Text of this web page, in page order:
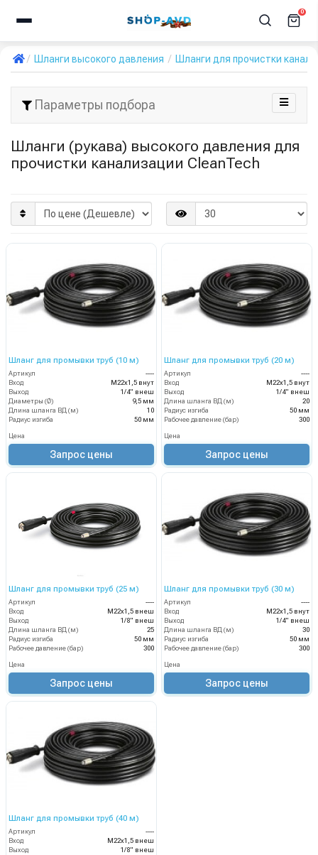
0
Шланги высокого давления Шланги для прочистки
Параметры подбора
Шланги (рукава) высокого давления для
прочистки канализации CleanTech
Шланг для промывки труб (10 м)
Артикул
----
Вход
М22х1,5 внут
Выход
1/4" внеш
Диаметры (Ø)
9,5 мм
Длина шланга ВД (м)
10
Радиус изгиба
50 мм
Цена
Запрос цены
Шланг для промывки труб (20 м)
Артикул
----
Вход
М22х1,5 внут
Выход
1/4" внеш
Длина шланга ВД (м)
20
Радиус изгиба
50 мм
Рабочее давление (бар)
300
Цена
Запрос цены
Шланг для промывки труб (25 м)
Артикул
----
Вход
М22х1,5 внеш
Выход
1/8" внеш
Длина шланга ВД (м)
25
Радиус изгиба
50 мм
Рабочее давление (бар)
300
Цена
Запрос цены
Шланг для промывки труб (30 м)
Артикул
----
Вход
М22х1,5 внут
Выход
1/4" внеш
Длина шланга ВД (м)
30
Радиус изгиба
50 мм
Рабочее давление (бар)
300
Цена
Запрос цены
Шланг для промывки труб (40 м)
Артикул
----
Вход
М22х1,5 внеш
Выход
1/8" внеш